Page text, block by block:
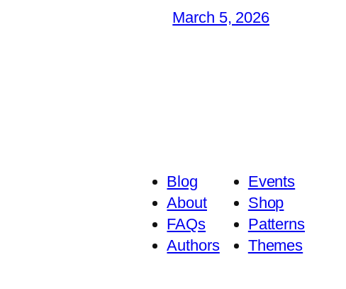
March 5, 2026
Blog
About
FAQs
Authors
Events
Shop
Patterns
Themes